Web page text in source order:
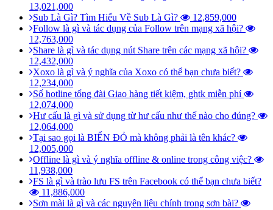
13,021,000
Sub Là Gì? Tìm Hiểu Về Sub Là Gì?
12,859,000
Follow là gì và tác dụng của Follow trên mạng xã hội?
12,763,000
Share là gì và tác dụng nút Share trên các mạng xã hội?
12,432,000
Xoxo là gì và ý nghĩa của Xoxo có thể bạn chưa biết?
12,234,000
Số hotline tổng đài Giao hàng tiết kiệm, ghtk miễn phí
12,074,000
Hư cấu là gì và sử dụng từ hư cấu như thế nào cho đúng?
12,064,000
Tại sao gọi là BIỂN ĐỎ mà không phải là tên khác?
12,005,000
Offline là gì và ý nghĩa offline & online trong công việc?
11,938,000
FS là gì và trào lưu FS trên Facebook có thể bạn chưa biết?
11,886,000
Sơn mài là gì và các nguyên liệu chính trong sơn bài?